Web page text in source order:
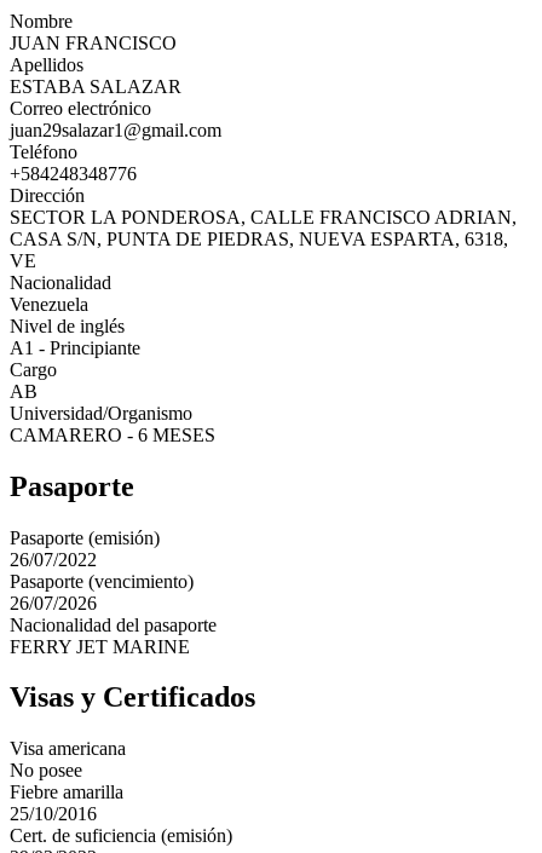
Nombre
JUAN FRANCISCO
Apellidos
ESTABA SALAZAR
Correo electrónico
juan29salazar1@gmail.com
Teléfono
+584248348776
Dirección
SECTOR LA PONDEROSA, CALLE FRANCISCO ADRIAN,
CASA S/N, PUNTA DE PIEDRAS, NUEVA ESPARTA, 6318,
VE
Nacionalidad
Venezuela
Nivel de inglés
A1 - Principiante
Cargo
AB
Universidad/Organismo
CAMARERO - 6 MESES
Pasaporte
Pasaporte (emisión)
26/07/2022
Pasaporte (vencimiento)
26/07/2026
Nacionalidad del pasaporte
FERRY JET MARINE
Visas y Certificados
Visa americana
No posee
Fiebre amarilla
25/10/2016
Cert. de suficiencia (emisión)